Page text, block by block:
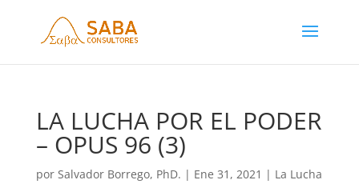
LA LUCHA POR EL PODER
– OPUS 96 (3)
por Salvador Borrego, PhD. | Ene 31, 2021 | La Lucha